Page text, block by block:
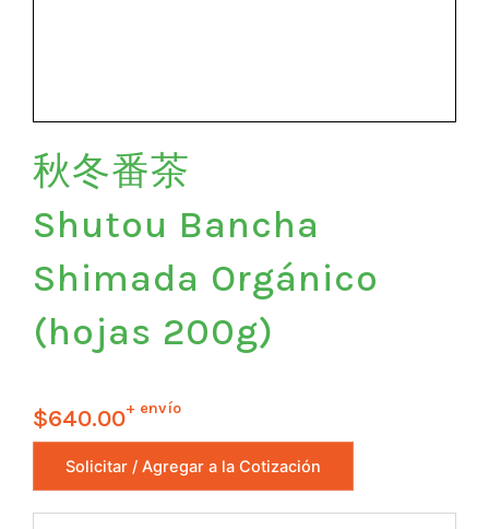
秋冬番茶
Shutou Bancha
Shimada Orgánico
(hojas 200g)
$640.00+ envío
Solicitar / Agregar a la Cotización